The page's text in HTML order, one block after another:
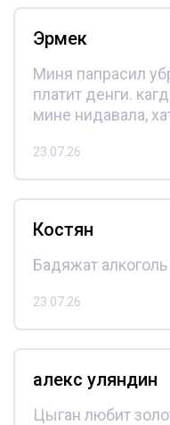
Эрмек
Миня папрасил
платит денги.
мине нидавала,
23.07.26
Костян
Бадяжат
23.07.26
алекс уляндин
Цыган любит